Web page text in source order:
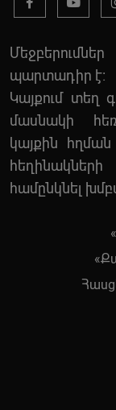
պարտադիր է:
Կայքում տեղ
մասնակի
կայքին
համընկնել